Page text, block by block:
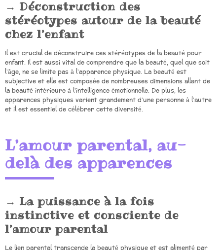
Déconstruction des
stéréotypes autour de la beauté
chez l’enfant
Il est crucial de déconstruire ces stéréotypes de la beauté pour
enfant. Il est aussi vital de comprendre que la beauté, quel que soit
l’âge, ne se limite pas à l’apparence physique. La beauté est
subjective et elle est composée de nombreuses dimensions allant de
la beauté intérieure à l’intelligence émotionnelle. De plus, les
apparences physiques varient grandement d’une personne à l’autre
et il est essentiel de célébrer cette diversité.
L’amour parental, au-
delà des apparences
La puissance à la fois
instinctive et consciente de
l’amour parental